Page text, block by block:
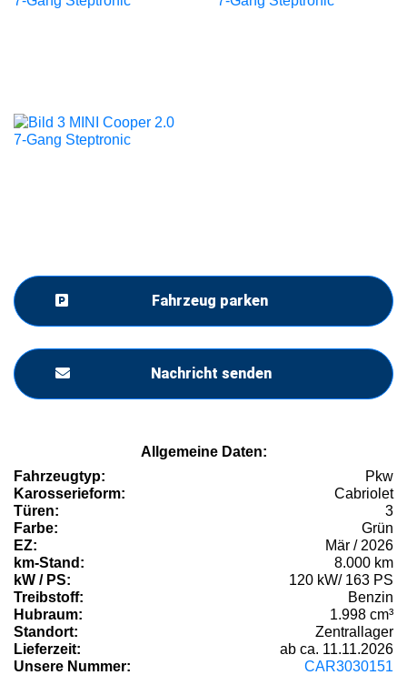
Fahrzeug parken
Nachricht senden
Allgemeine Daten:
Fahrzeugtyp:
Pkw
Karosserieform:
Cabriolet
Türen:
3
Farbe:
Grün
EZ:
Mär / 2026
km-Stand:
8.000 km
kW / PS:
120 kW/ 163 PS
Treibstoff:
Benzin
Hubraum:
1.998 cm³
Standort:
Zentrallager
Lieferzeit:
ab ca. 11.11.2026
Unsere Nummer:
CAR3030151